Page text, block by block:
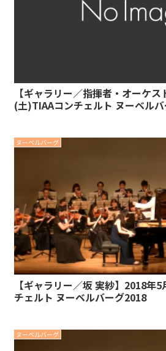
【ギャラリー／指揮者・オーケ
(土)TIAAコンチェルト ヌーベル
ヌーベルバーグ
【ギャラリー／坂 実紗】2018年
チェルト ヌーベルバーグ2018
ヌーベルバーグ